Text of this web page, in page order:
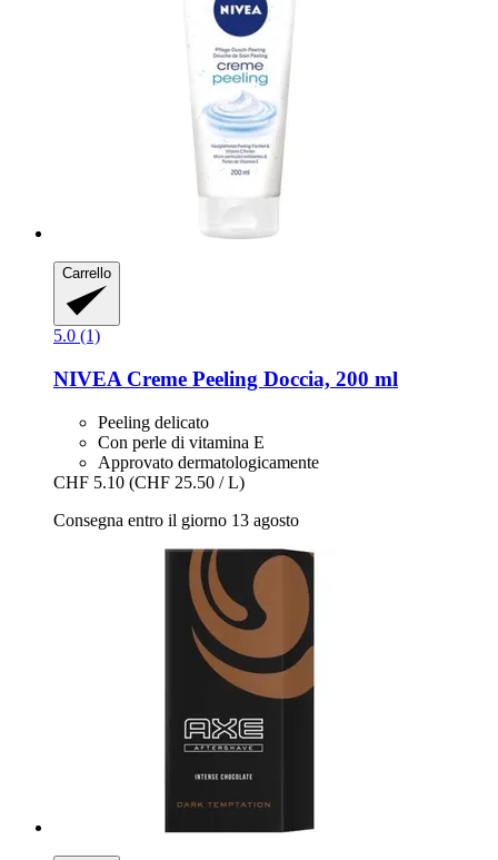
Carrello
5.0 (1)
NIVEA Creme Peeling Doccia, 200 ml
Peeling delicato
Con perle di vitamina E
Approvato dermatologicamente
CHF 5.10 (CHF 25.50 / L)
Consegna entro il giorno 13 agosto